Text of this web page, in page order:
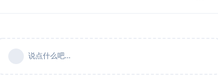
说点什么吧...